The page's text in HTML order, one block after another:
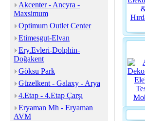
Akcenter - Ancyra -
Maxsimum
Optimum Outlet Center
Etimesgut-Elvan
Ery.Evleri-Dolphin-
Doğakent
Göksu Park
Güzelkent - Galaxy - Arya
4.Etap - 4.Etap Çarşı
Eryaman Mh - Eryaman
AVM